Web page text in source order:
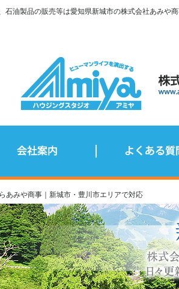
石油製品の販売等は愛知県新城市の株式会社あみや商
あみや商事｜新城市・豊川市エリアで対応